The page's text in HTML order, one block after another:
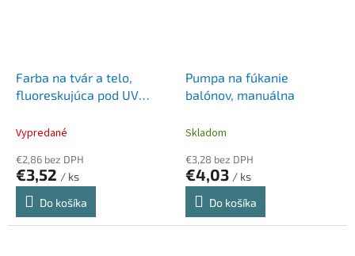
Farba na tvár a telo,
fluoreskujúca pod UV
modrá
Vypredané
€2,86 bez DPH
€3,52 / ks
Do košíka
Pumpa na fúkanie
balónov, manuálna
Skladom
€3,28 bez DPH
€4,03 / ks
Do košíka